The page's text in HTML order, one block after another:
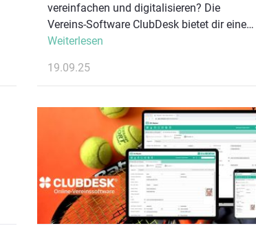
vereinfachen und digitalisieren? Die
Vereins-Software ClubDesk bietet dir eine
umfangreiche Gesamtlösung.
Weiterlesen
19.09.25